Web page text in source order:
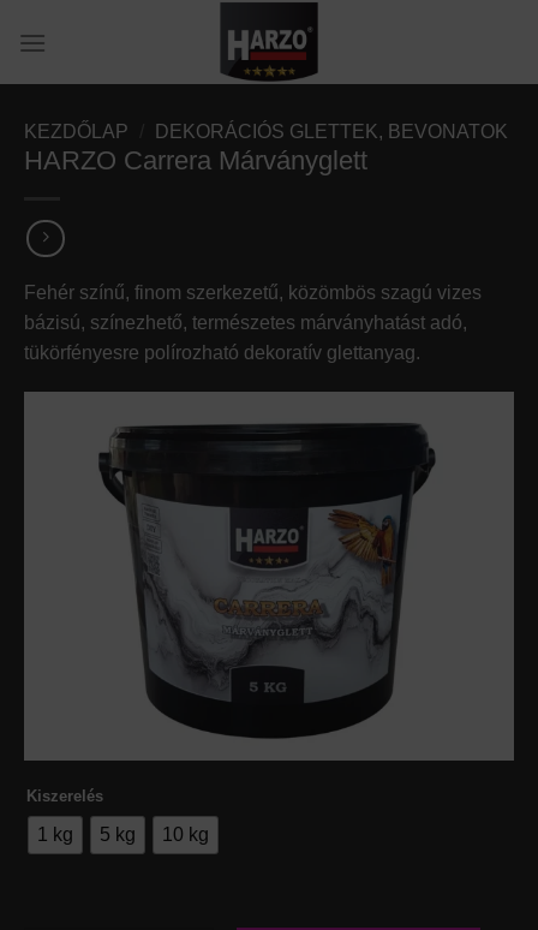
KEZDŐLAP DEKORÁCIÓS GLETTEK, BEVONATOK
HARZO Carrera Márványglett
Fehér színű, finom szerkezetű, közömbös szagú vizes
bázisú, színezhető, természetes márványhatást adó,
tükörfényesre polírozható dekoratív glettanyag.
Kiszerelés
1 kg 5 kg 10 kg